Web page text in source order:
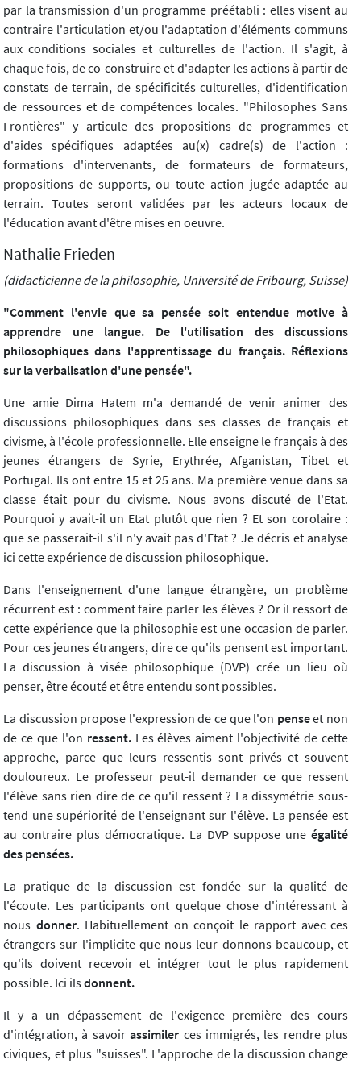
par la transmission d'un programme préétabli : elles visent au
contraire l'articulation et/ou l'adaptation d'éléments communs
aux conditions sociales et culturelles de l'action. Il s'agit, à
chaque fois, de co-construire et d'adapter les actions à partir de
constats de terrain, de spécificités culturelles, d'identification
de ressources et de compétences locales. "Philosophes Sans
Frontières" y articule des propositions de programmes et
d'aides spécifiques adaptées au(x) cadre(s) de l'action :
formations d'intervenants, de formateurs de formateurs,
propositions de supports, ou toute action jugée adaptée au
terrain. Toutes seront validées par les acteurs locaux de
l'éducation avant d'être mises en oeuvre.
Nathalie Frieden
(didacticienne de la philosophie, Université de Fribourg, Suisse)
"Comment l'envie que sa pensée soit entendue motive à
apprendre une langue. De l'utilisation des discussions
philosophiques dans l'apprentissage du français. Réflexions
sur la verbalisation d'une pensée".
Une amie Dima Hatem m'a demandé de venir animer des
discussions philosophiques dans ses classes de français et
civisme, à l'école professionnelle. Elle enseigne le français à des
jeunes étrangers de Syrie, Erythrée, Afganistan, Tibet et
Portugal. Ils ont entre 15 et 25 ans. Ma première venue dans sa
classe était pour du civisme. Nous avons discuté de l'Etat.
Pourquoi y avait-il un Etat plutôt que rien ? Et son corolaire :
que se passerait-il s'il n'y avait pas d'Etat ? Je décris et analyse
ici cette expérience de discussion philosophique.
Dans l'enseignement d'une langue étrangère, un problème
récurrent est : comment faire parler les élèves ? Or il ressort de
cette expérience que la philosophie est une occasion de parler.
Pour ces jeunes étrangers, dire ce qu'ils pensent est important.
La discussion à visée philosophique (DVP) crée un lieu où
penser, être écouté et être entendu sont possibles.
La discussion propose l'expression de ce que l'on penseet non
de ce que l'on ressent. Les élèves aiment l'objectivité de cette
approche, parce que leurs ressentis sont privés et souvent
douloureux. Le professeur peut-il demander ce que ressent
l'élève sans rien dire de ce qu'il ressent ? La dissymétrie sous-
tend une supériorité de l'enseignant sur l'élève. La pensée est
au contraire plus démocratique. La DVP suppose une égalité
des pensées.
La pratique de la discussion est fondée sur la qualité de
l'écoute. Les participants ont quelque chose d'intéressant à
nous donner. Habituellement on conçoit le rapport avec ces
étrangers sur l'implicite que nous leur donnons beaucoup, et
qu'ils doivent recevoir et intégrer tout le plus rapidement
possible. Ici ilsdonnent.
Il y a un dépassement de l'exigence première des cours
d'intégration, à savoirassimiler ces immigrés, les rendre plus
civiques, et plus "suisses". L'approche de la discussion change